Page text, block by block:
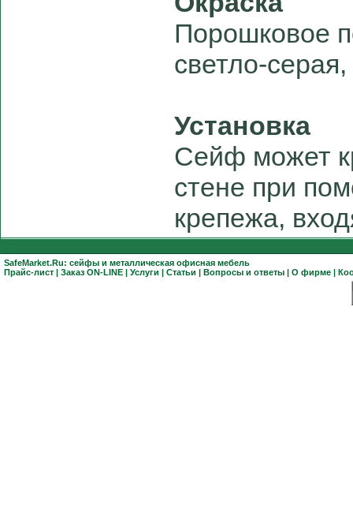
Порошковое
светло-
Установка
Сейф может
стене при
крепежа,
SafeMarket.Ru: сейфы и металлическая офисная мебель
Прайс-лист | Заказ ON-LINE | Услуги | Статьи | Вопросы и ответы | О фирме |